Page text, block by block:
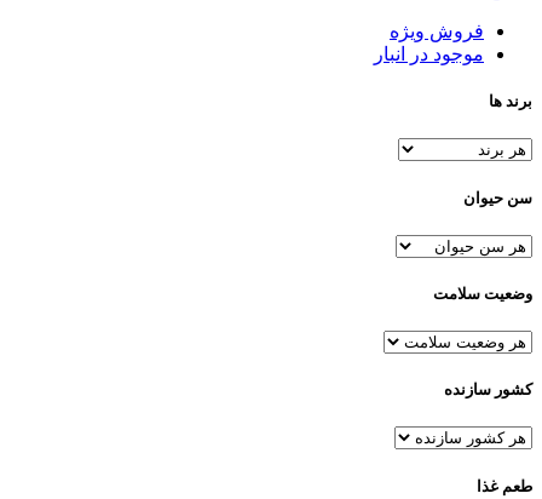
فروش ویژه
موجود در انبار
برند ها
سن حیوان
وضعیت سلامت
کشور سازنده
طعم غذا